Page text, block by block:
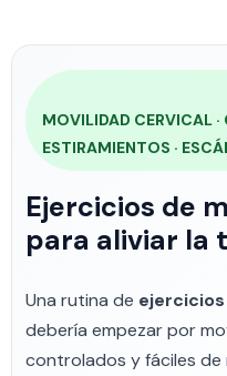
MOVILIDAD CERVICAL
ESTIRAMIENTOS ·
Ejercicios de
para aliviar la
Una rutina de
debería empezar por
controlados y fáciles de